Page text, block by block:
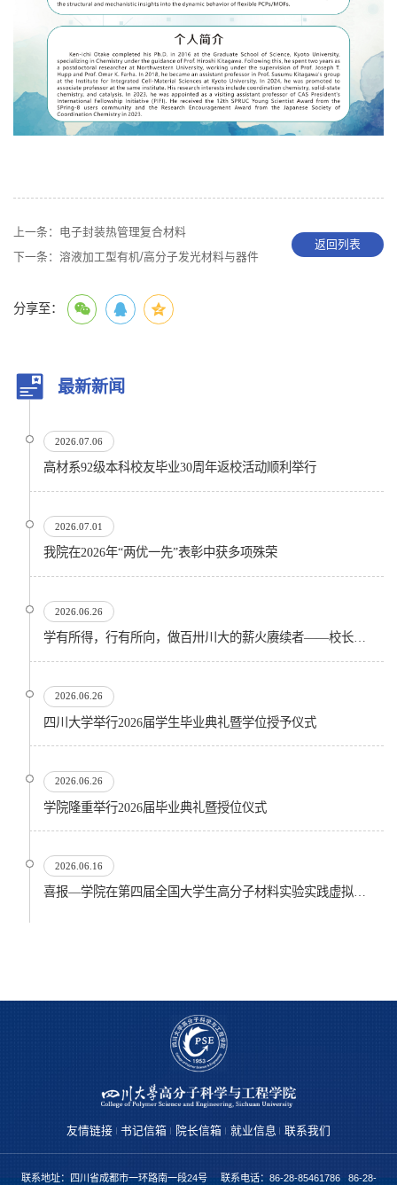
上一条： 电子封装热管理复合材料
下一条： 溶液加工型有机/高分子发光材料与器件
返回列表
分享至：
最新新闻
2026.07.06
高材系92级本科校友毕业30周年返校活动顺利举行
2026.07.01
我院在2026年“两优一先”表彰中获多项殊荣
2026.06.26
2026.06.26
四川大学举行2026届学生毕业典礼暨学位授予仪式
2026.06.26
​学院隆重举行2026届毕业典礼暨授位仪式
2026.06.16
喜报—学院在第四届全国大学生高分子材料实验实践虚拟仿真大赛再创佳绩
友情链接 书记信箱 院长信箱 就业信息 联系我们
联系地址：四川省成都市一环路南一段24号 联系电话：86-28-85461786 86-28-